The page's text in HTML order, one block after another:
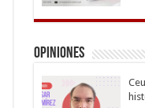
Opiniones